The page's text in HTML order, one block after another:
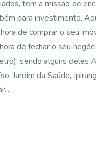
tem a missão de
para investimento.
de comprar o seu
de fechar o seu
sendo alguns deles
Jardim da Saúde,